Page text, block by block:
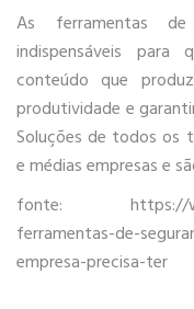
As ferramentas
indispensáveis
conteúdo que
produtividade e
Soluções de todos os
e médias empresas e
fonte: https://
ferramentas-de-
empresa-precisa-ter